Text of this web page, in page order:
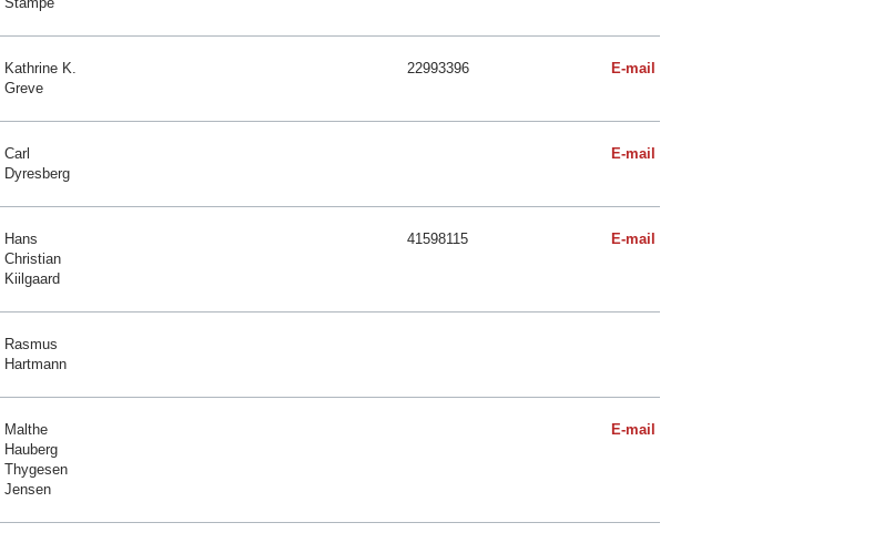
Kathrine K.
Greve
22993396 E-mail
Carl
Dyresberg
E-mail
Hans
Christian
Kiilgaard
41598115 E-mail
Rasmus
Hartmann
Malthe
Hauberg
Thygesen
Jensen
E-mail